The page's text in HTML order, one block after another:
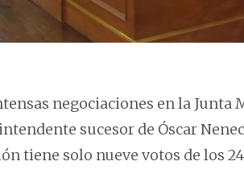
negociaciones en la Junta
sucesor de Óscar
tiene solo nueve votos de los